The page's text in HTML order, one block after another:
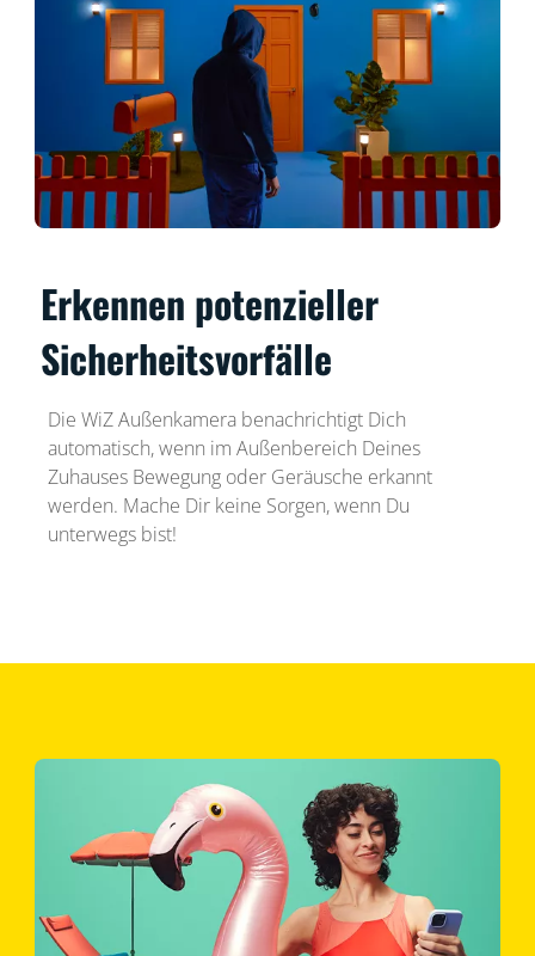
Erkennen potenzieller
Sicherheitsvorfälle
Die WiZ Außenkamera benachrichtigt Dich
automatisch, wenn im Außenbereich Deines
Zuhauses Bewegung oder Geräusche erkannt
werden. Mache Dir keine Sorgen, wenn Du
unterwegs bist!